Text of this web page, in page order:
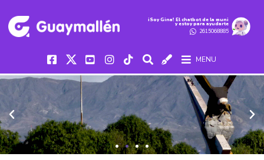
iSoy Gina! El chatbot de la muni
y estoy para ayudarte
2615068885
MENU